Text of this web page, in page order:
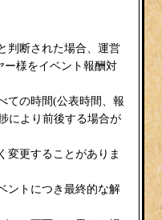
判断された場合、運営
ー様をイベント報酬対
ての時間(公表時間、報
により前後する場合が
変更することがありま
ントにつき最終的な解